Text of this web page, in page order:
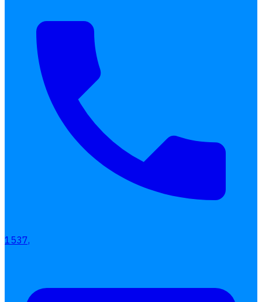
โปรแกรมบริหารงานบุคคล
การคิดเงินเดือน
เอกสารออนไลน์
ลางาน
โอที
เบี้ยขยัน
แบบฟอร์มประเมินพนักงาน
บริการรับทำเงินเดือน
HumanSoft
1537,